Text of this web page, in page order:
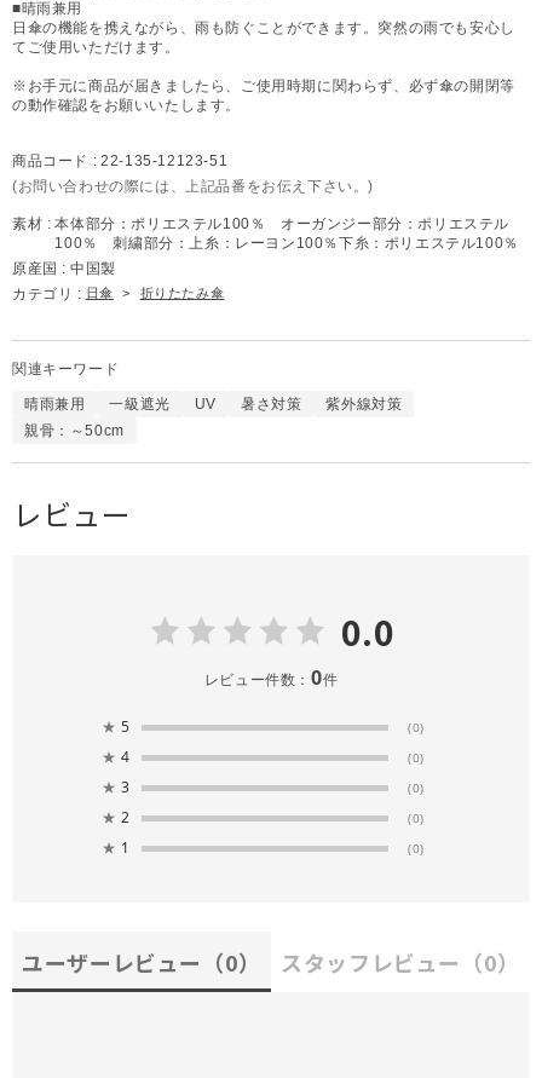
■晴雨兼用
日傘の機能を携えながら、雨も防ぐことができます。突然の雨でも安心し
てご使用いただけます。
※お手元に商品が届きましたら、ご使用時期に関わらず、必ず傘の開閉等
の動作確認をお願いいたします。
商品コード : 22-135-12123-51
(お問い合わせの際には、上記品番をお伝え下さい。)
素材 : 本体部分：ポリエステル100％ オーガンジー部分：ポリエステル
100％ 刺繍部分：上糸：レーヨン100％下糸：ポリエステル100％
原産国 : 中国製
カテゴリ : 日傘 > 折りたたみ傘
関連キーワード
晴雨兼用 一級遮光 UV 暑さ対策
紫外線対策
親骨：～50cm
レビュー
0.0
レビュー件数： 0件
★ 5 (0)
★ 4 (0)
★ 3 (0)
★ 2 (0)
★ 1 (0)
ユーザーレビュー （0） スタッフレビュー （0）